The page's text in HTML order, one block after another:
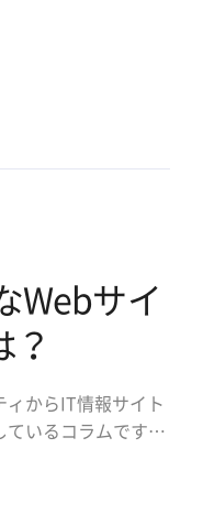
す。 今回の話をす
を攻撃のターゲッ
捨てた方がいいと
Webサイ
？
ィからIT情報サイト
ているコラムです。
たします。 このＷ
も重要ーー。 いく